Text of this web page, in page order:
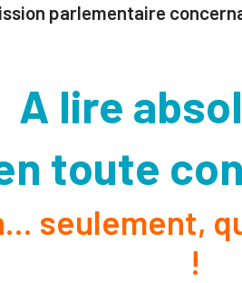
parlementaire
A lire
toute
seulement,
!